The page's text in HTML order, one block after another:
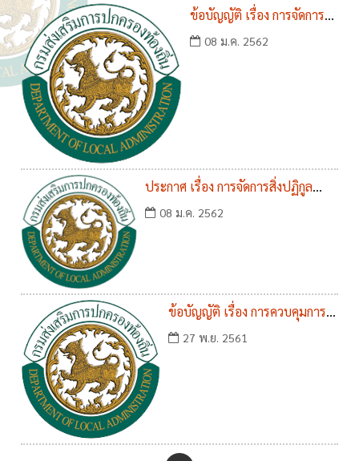
ข้อบัญญัติ เรื่อง การจัดการสิ่ง
ปฏิกูล พ.ศ.2561
08 ม.ค. 2562
ประกาศ เรื่อง การจัดการสิ่งปฏิกูล
พ.ศ.2561 และ เรือง การจัดการ
08 ม.ค. 2562
ข้อบัญญัติ เรื่อง การควบคุมการ
เลี้ยงสุนัขและแมว พ.ศ.2561
27 พ.ย. 2561